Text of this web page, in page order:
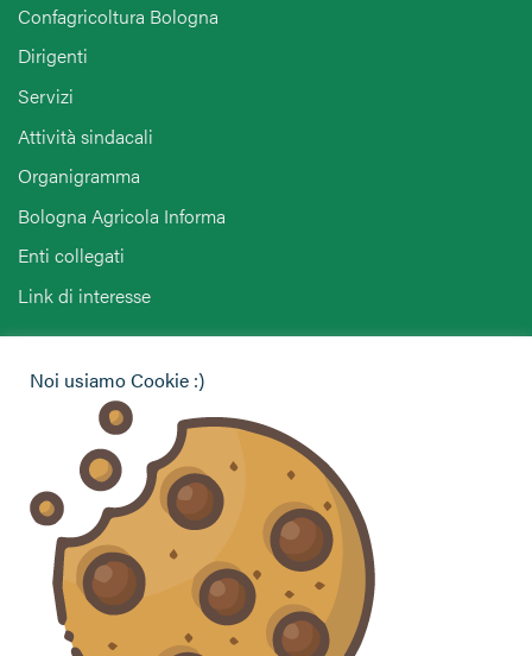
Confagricoltura Bologna
Dirigenti
Servizi
Attività sindacali
Organigramma
Bologna Agricola Informa
Enti collegati
Link di interesse
Vuoi contattarci per ricevere assistenza, lasciare un
commento o chiedere informazioni?
CONTATTACI
Seguici sui social
Noi usiamo Cookie :)